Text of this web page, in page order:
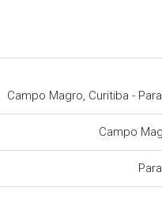
Campo Magro, Curitiba -
Campo